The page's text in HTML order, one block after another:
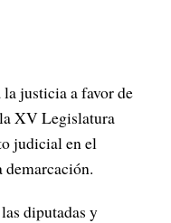
justicia a favor de
XV Legislatura
judicial en el
diputadas y